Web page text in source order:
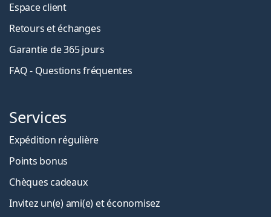
Espace client
Retours et échanges
Garantie de 365 jours
FAQ - Questions fréquentes
Services
Expédition régulière
Points bonus
Chèques cadeaux
Invitez un(e) ami(e) et économisez